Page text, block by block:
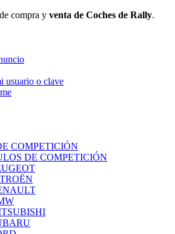
compra y venta de Coches de Rally.
usuario o clave
COMPETICIÓN
DE COMPETICIÓN